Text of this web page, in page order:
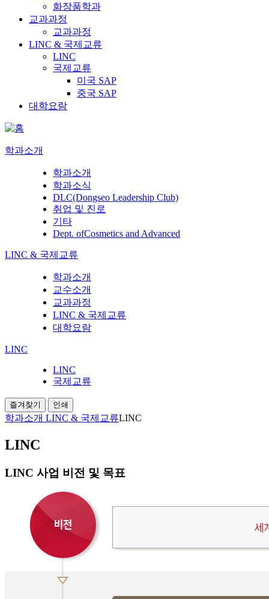
화장품학과
교과과정
교과과정
LINC & 국제교류
LINC
국제교류
미국 SAP
중국 SAP
대학요람
학과소개
학과소개
학과소식
DLC(Dongseo Leadership Club)
취업 및 진로
기타
Dept. ofCosmetics and Advanced
LINC & 국제교류
학과소개
교수소개
교과과정
LINC & 국제교류
대학요람
LINC
LINC
국제교류
즐겨찾기 인쇄
학과소개 LINC & 국제교류LINC
LINC
LINC 사업 비전 및 목표